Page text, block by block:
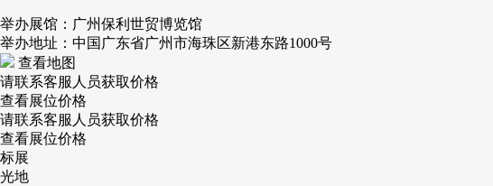
举办展馆：广州保利世贸博览馆
举办地址：中国广东省广州市海珠区新港东路1000号
查看地图
请联系客服人员获取价格
查看展位价格
请联系客服人员获取价格
查看展位价格
标展
光地